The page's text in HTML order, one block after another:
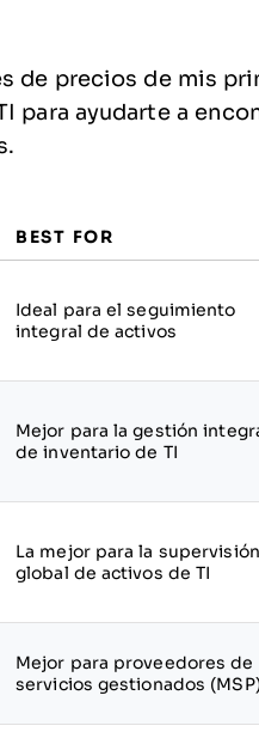
de precios de mis
para ayudarte a
BEST FOR
Ideal para el seguimiento
integral de activos
Mejor para la gestión
de inventario de TI
La mejor para la supervisión
global de activos de TI
Mejor para proveedores de
servicios gestionados